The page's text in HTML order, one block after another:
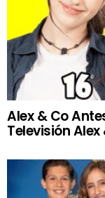
Alex & Co
Televisión Alex